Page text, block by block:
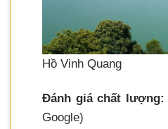
Hồ Vinh Quang
Đánh giá chất lượng:
Google)